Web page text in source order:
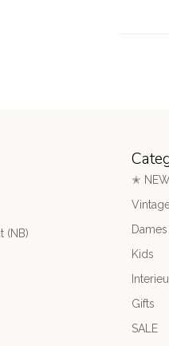
(NB)
✭
Dames
Kids
Gifts
SALE